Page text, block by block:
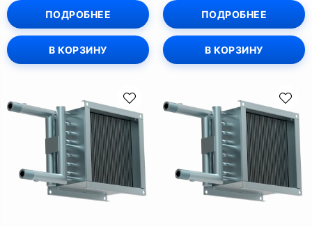
ПОДРОБНЕЕ
В КОРЗИНУ
ПОДРОБНЕЕ
В КОРЗИНУ